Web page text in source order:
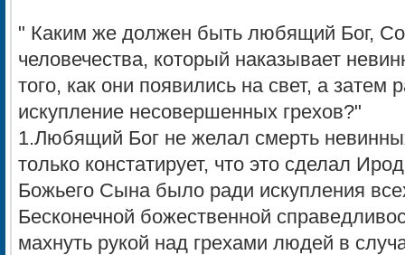
" Каким же должен быть любящий Бог,
человечества, который наказывает
того, как они появились на свет, а затем
искупление несовершенных грехов?"
1.Любящий Бог не желал смерть
только констатирует, что это сделал
Божьего Сына было ради искупления
Бесконечной божественной
махнуть рукой над грехами людей в